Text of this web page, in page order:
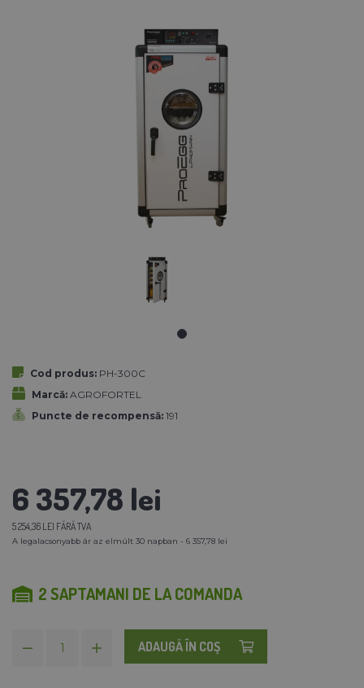
Cod produs: PH-300C
Marcă: AGROFORTEL
Puncte de recompensă: 191
6 357,78 lei
5 254,36 LEI FĂRĂ TVA
A legalacsonyabb ár az elmúlt 30 napban - 6 357,78 lei
2 SAPTAMANI DE LA COMANDA
ADAUGĂ ÎN COŞ